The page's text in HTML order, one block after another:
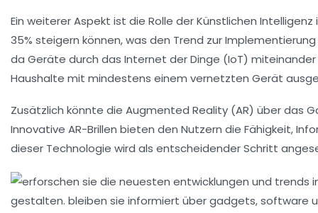
Ein weiterer Aspekt ist die Rolle derKünstlichen Intelligenz
35% steigern können, was den Trend zur
da Geräte durch das Internet der Dinge (IoT) miteinander
Haushalte mit mindestens einem vernetzten Gerät
Zusätzlich könnte die Augmented Reality (AR) über das
Innovative AR-Brillen bieten den Nutzern die Fähigkeit,
dieser Technologie wird als entscheidender Schritt